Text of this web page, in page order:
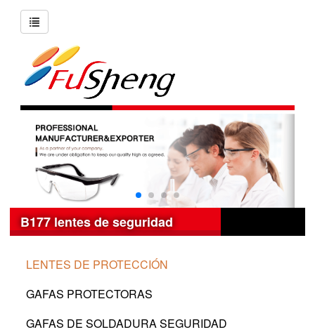
B177 lentes de seguridad
LENTES DE PROTECCIÓN
GAFAS PROTECTORAS
GAFAS DE SOLDADURA SEGURIDAD